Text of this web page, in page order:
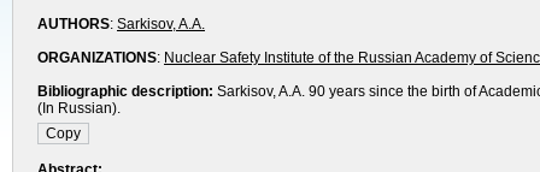
AUTHORS: Sarkisov, A.A.
ORGANIZATIONS: Nuclear Safety Institute of the Russian Academy of
Bibliographic description: Sarkisov, A.A. 90 years since the birth of
(In Russian).